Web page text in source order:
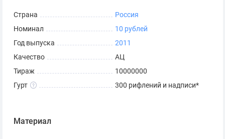
К чему приурочен выпуск
Воронежская область»
Страна
Россия
Номинал
10 рублей
Год выпуска
2011
Качество
АЦ
Тираж
10000000
Гурт
300 рифлений и надписи*
Материал